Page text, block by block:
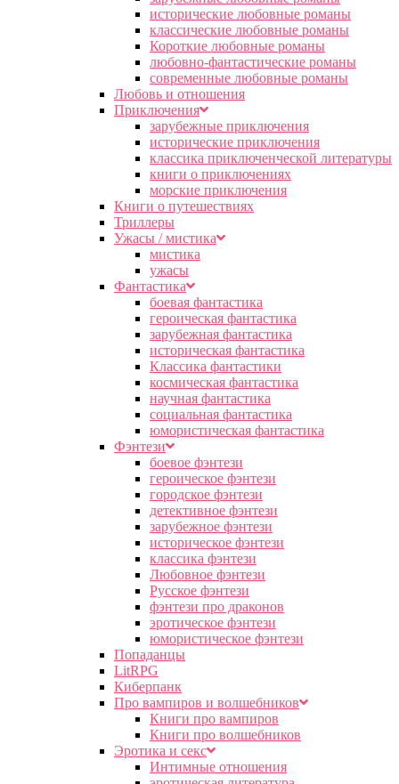
исторические любовные романы
классические любовные романы
Короткие любовные романы
любовно-фантастические романы
современные любовные романы
Любовь и отношения
Приключения
зарубежные приключения
исторические приключения
классика приключенческой литературы
книги о приключениях
морские приключения
Книги о путешествиях
Триллеры
Ужасы / мистика
мистика
ужасы
Фантастика
боевая фантастика
героическая фантастика
зарубежная фантастика
историческая фантастика
Классика фантастики
космическая фантастика
научная фантастика
социальная фантастика
юмористическая фантастика
Фэнтези
боевое фэнтези
героическое фэнтези
городское фэнтези
детективное фэнтези
зарубежное фэнтези
историческое фэнтези
классика фэнтези
Любовное фэнтези
Русское фэнтези
фэнтези про драконов
эротическое фэнтези
юмористическое фэнтези
Попаданцы
LitRPG
Киберпанк
Про вампиров и волшебников
Книги про вампиров
Книги про волшебников
Эротика и секс
Интимные отношения